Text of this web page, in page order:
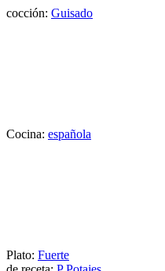
cocción: Guisado
Cocina: española
Plato: Fuerte